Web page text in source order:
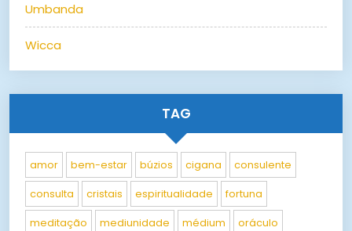
Umbanda
Wicca
TAG
amor bem-estar búzios cigana consulente
consulta cristais espiritualidade fortuna
meditação mediunidade médium oráculo